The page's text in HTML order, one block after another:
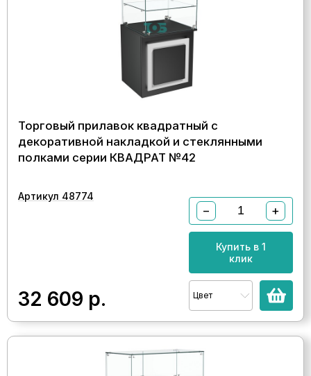
Торговый прилавок квадратный с
декоративной накладкой и стеклянными
полками серии КВАДРАТ №42
Артикул 48774
32 609 р.
− +
Купить в 1
клик
Цвет